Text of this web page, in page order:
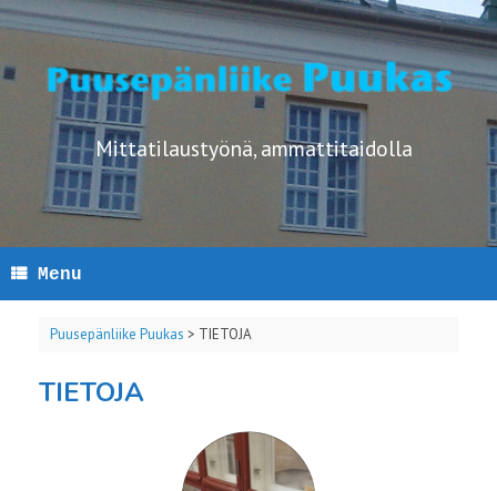
Skip
to
Mittatilaustyönä, ammattitaidolla
Menu
Puusepänliike Puukas > TIETOJA
TIETOJA